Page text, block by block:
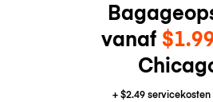
vanaf
+$2.49